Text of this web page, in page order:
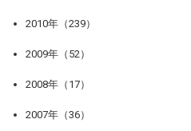
2010年（239）
2009年（52）
2008年（17）
2007年（36）